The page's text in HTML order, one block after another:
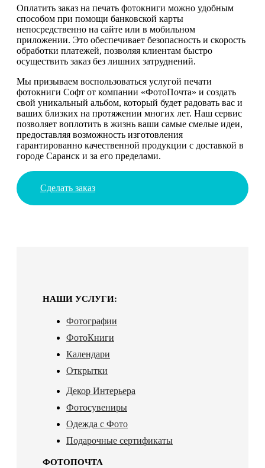
Оплатить заказ на печать фотокниги можно удобным
способом при помощи банковской карты
непосредственно на сайте или в мобильном
приложении. Это обеспечивает безопасность и скорость
обработки платежей, позволяя клиентам быстро
осуществить заказ без лишних затруднений.
Мы призываем воспользоваться услугой печати
фотокниги Софт от компании «ФотоПочта» и создать
свой уникальный альбом, который будет радовать вас и
ваших близких на протяжении многих лет. Наш сервис
позволяет воплотить в жизнь ваши самые смелые идеи,
предоставляя возможность изготовления
гарантированно качественной продукции с доставкой в
городе Саранск и за его пределами.
Сделать заказ
НАШИ УСЛУГИ:
Фотографии
ФотоКниги
Календари
Открытки
Декор Интерьера
Фотосувениры
Одежда с Фото
Подарочные сертификаты
ФОТОПОЧТА